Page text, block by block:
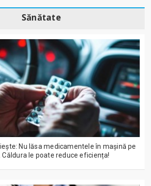
Sănătate
Nu lăsa medicamentele în mașină pe
Căldura le poate reduce eficiența!